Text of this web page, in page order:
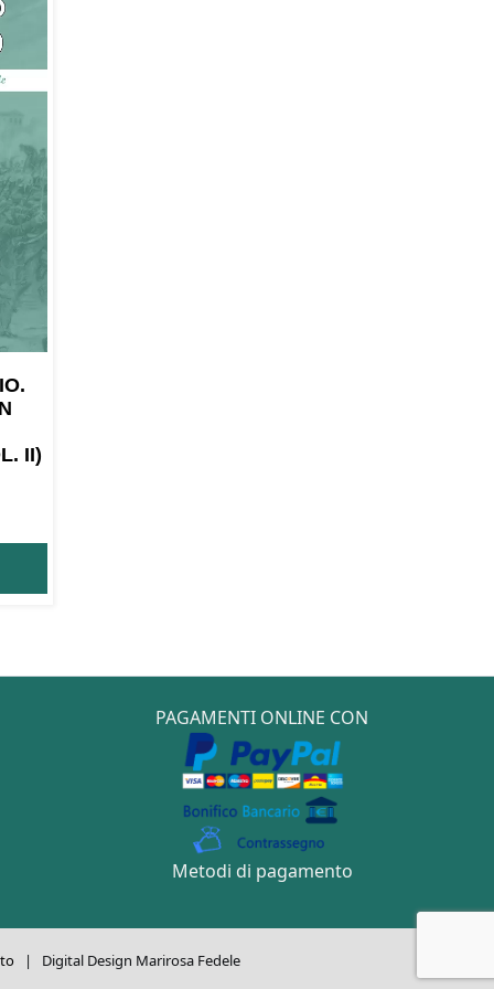
II)
PAGAMENTI ONLINE CON
Metodi di pagamento
| Digital Design Marirosa Fedele